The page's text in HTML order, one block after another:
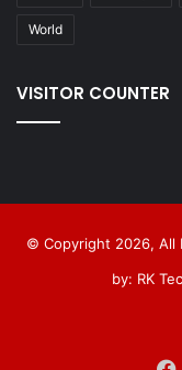
World
VISITOR COUNTER
© Copyright 2026, All
by: RK